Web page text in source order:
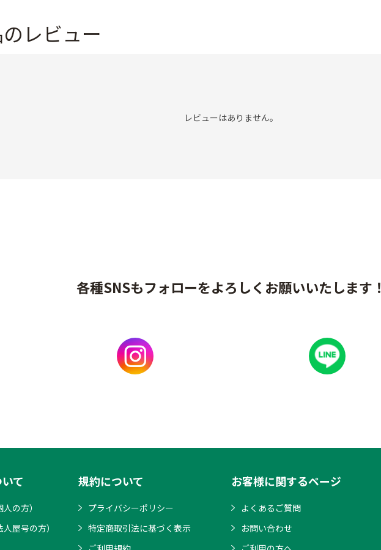
レビュー
レビューはありません。
各種SNSもフォローをよろしくお願いいたします！
て
の方）
屋号の方）
規約について
プライバシーポリシー
特定商取引法に基づく表示
お客様に関するページ
よくあるご質問
お問い合わせ